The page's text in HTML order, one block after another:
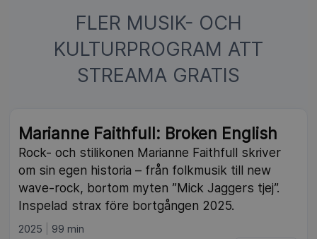
FLER MUSIK- OCH
KULTURPROGRAM ATT
STREAMA GRATIS
Marianne Faithfull: Broken English
Rock- och stilikonen Marianne Faithfull skriver
om sin egen historia – från folkmusik till new
wave-rock, bortom myten ”Mick Jaggers tjej”.
Inspelad strax före bortgången 2025.
2025 99 min